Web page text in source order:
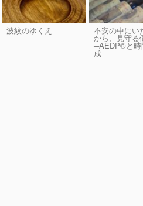
波紋のゆくえ 不安の中にい
から、見守る
─AEDP®︎と時
成